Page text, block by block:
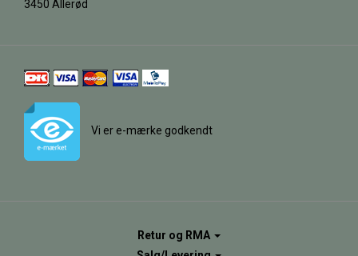
3450 Allerød
Vi er e-mærke godkendt
Retur og RMA